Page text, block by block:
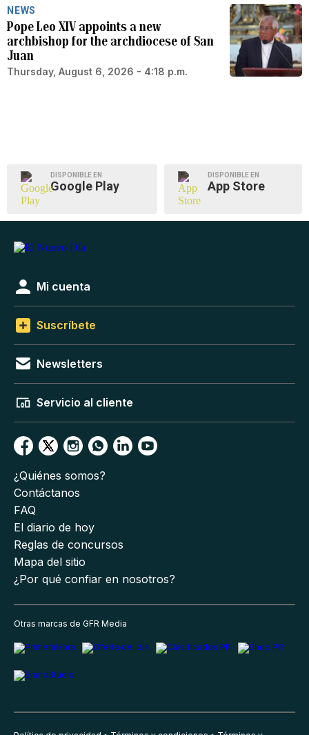
NEWS
Pope Leo XIV appoints a new
archbishop for the archdiocese of San
Juan
Thursday, August 6, 2026 - 4:18 p.m.
DISPONIBLE EN
Google Play
DISPONIBLE EN
App Store
Mi cuenta
Suscríbete
Newsletters
Servicio al cliente
¿Quiénes somos?
Contáctanos
FAQ
El diario de hoy
Reglas de concursos
Mapa del sitio
¿Por qué confiar en nosotros?
Otras marcas de GFR Media